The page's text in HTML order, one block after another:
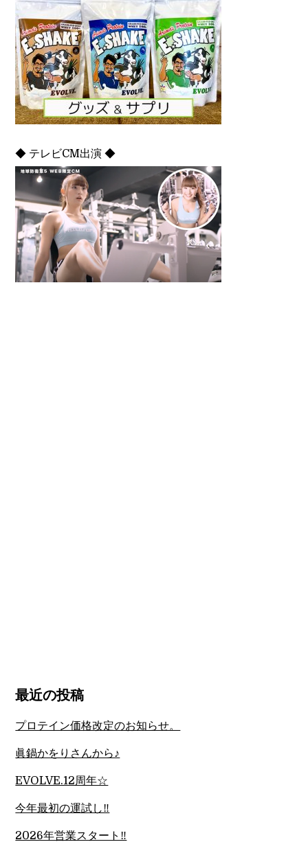
◆ テレビCM出演 ◆
最近の投稿
プロテイン価格改定のお知らせ。
眞鍋かをりさんから♪
EVOLVE.12周年☆
今年最初の運試し‼︎
2026年営業スタート‼︎